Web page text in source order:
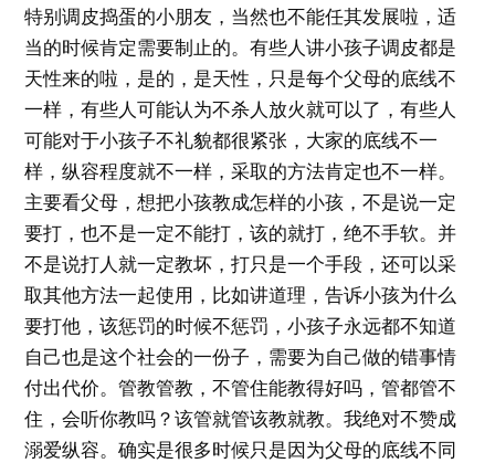
特别调皮捣蛋的小朋友，当然也不能任其发展啦，适
当的时候肯定需要制止的。有些人讲小孩子调皮都是
天性来的啦，是的，是天性，只是每个父母的底线不
一样，有些人可能认为不杀人放火就可以了，有些人
可能对于小孩子不礼貌都很紧张，大家的底线不一
样，纵容程度就不一样，采取的方法肯定也不一样。
主要看父母，想把小孩教成怎样的小孩，不是说一定
要打，也不是一定不能打，该的就打，绝不手软。并
不是说打人就一定教坏，打只是一个手段，还可以采
取其他方法一起使用，比如讲道理，告诉小孩为什么
要打他，该惩罚的时候不惩罚，小孩子永远都不知道
自己也是这个社会的一份子，需要为自己做的错事情
付出代价。管教管教，不管住能教得好吗，管都管不
住，会听你教吗？该管就管该教就教。我绝对不赞成
溺爱纵容。确实是很多时候只是因为父母的底线不同